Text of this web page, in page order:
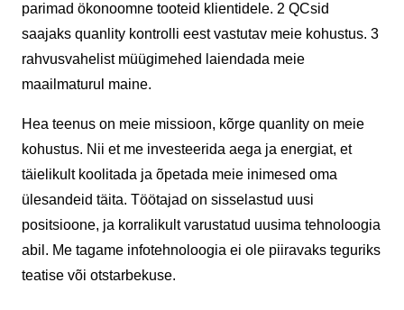
parimad ökonoomne tooteid klientidele. 2 QCsid
saajaks quanlity kontrolli eest vastutav meie kohustus. 3
rahvusvahelist müügimehed laiendada meie
maailmaturul maine.
Hea teenus on meie missioon, kõrge quanlity on meie
kohustus. Nii et me investeerida aega ja energiat, et
täielikult koolitada ja õpetada meie inimesed oma
ülesandeid täita. Töötajad on sisselastud uusi
positsioone, ja korralikult varustatud uusima tehnoloogia
abil. Me tagame infotehnoloogia ei ole piiravaks teguriks
teatise või otstarbekuse.